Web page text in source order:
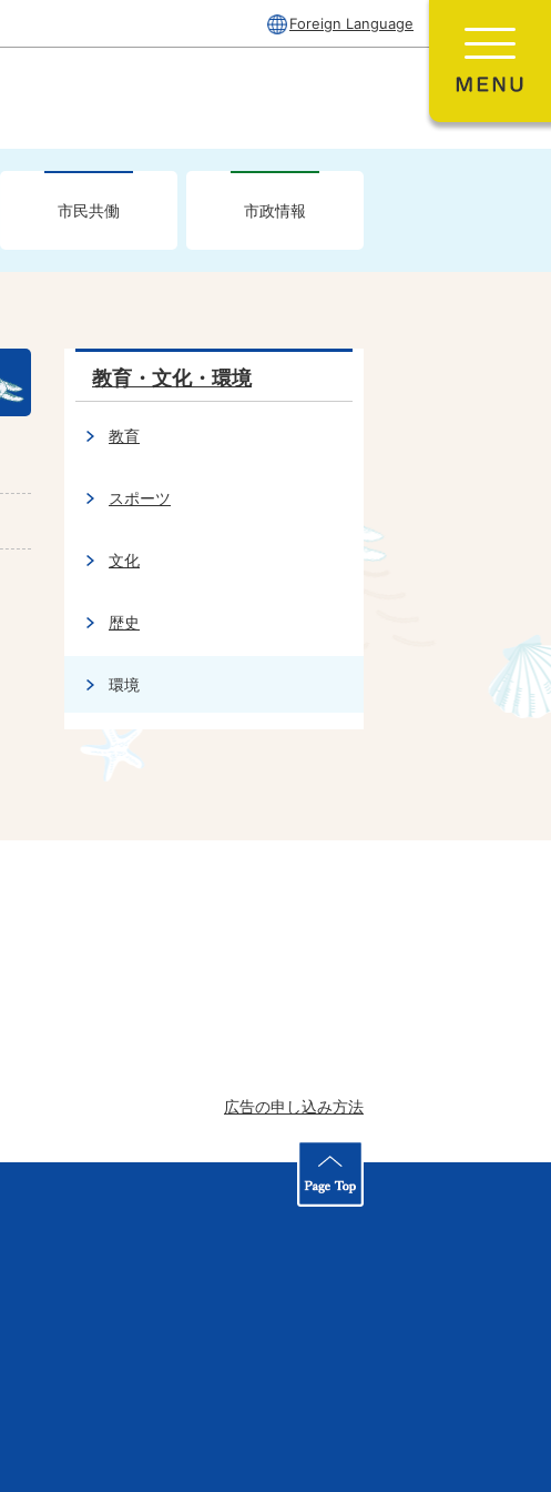
Foreign Language
市民共働 市政情報
教育・文化・環境
教育
スポーツ
文化
歴史
環境
広告の申し込み方法